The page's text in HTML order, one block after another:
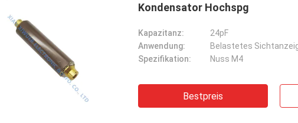
Kondensator Hochspg
Kapazitanz:
24pF
Anwendung:
Belastetes
Spezifikation:
Nuss M4
Bestpreis